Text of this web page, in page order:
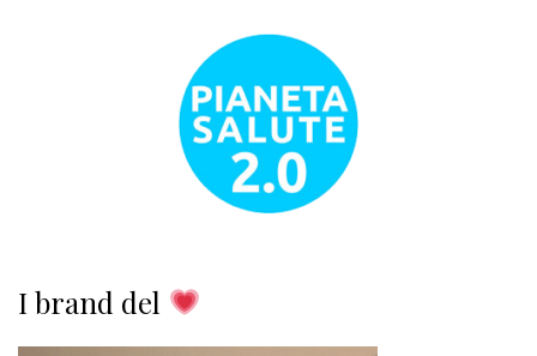
I brand del